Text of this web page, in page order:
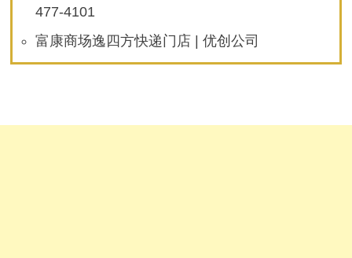
477-4101
富康商场逸四方快递门店 | 优创公司